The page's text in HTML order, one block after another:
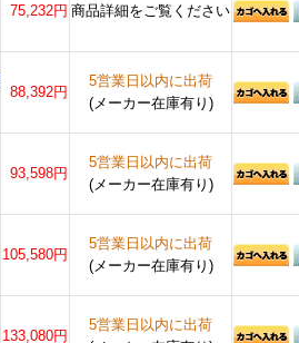
75,232円 商品詳細をご覧ください
88,392円
5営業日以内に出荷
(メーカー在庫有り)
93,598円
5営業日以内に出荷
(メーカー在庫有り)
105,580円
5営業日以内に出荷
(メーカー在庫有り)
133,080円
5営業日以内に出荷